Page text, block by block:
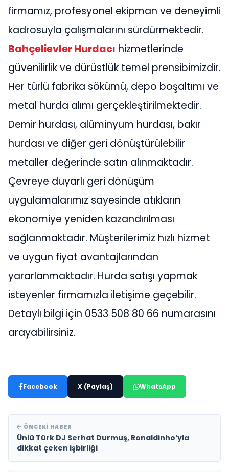
firmamız, profesyonel ekipman ve deneyimli
kadrosuyla çalışmalarını sürdürmektedir.
Bahçelievler Hurdacı hizmetlerinde
güvenilirlik ve dürüstlük temel prensibimizdir.
Her türlü fabrika sökümü, depo boşaltımı ve
metal hurda alımı gerçekleştirilmektedir.
Demir hurdası, alüminyum hurdası, bakır
hurdası ve diğer geri dönüştürülebilir
metaller değerinde satın alınmaktadır.
Çevreye duyarlı geri dönüşüm
uygulamalarımız sayesinde atıkların
ekonomiye yeniden kazandırılması
sağlanmaktadır. Müşterilerimiz hızlı hizmet
ve uygun fiyat avantajlarından
yararlanmaktadır. Hurda satışı yapmak
isteyenler firmamızla iletişime geçebilir.
Detaylı bilgi için 0533 508 80 66 numarasını
arayabilirsiniz.
Facebook X (Paylaş) WhatsApp
ÖNCEKI HABER
Ünlü Türk DJ Serhat Durmuş, Ronaldinho’yla
dikkat çeken işbirliği